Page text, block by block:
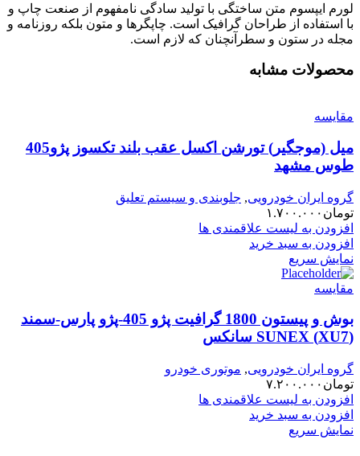
لورم ایپسوم متن ساختگی با تولید سادگی نامفهوم از صنعت چاپ و
با استفاده از طراحان گرافیک است. چاپگرها و متون بلکه روزنامه و
مجله در ستون و سطرآنچنان که لازم است.
محصولات مشابه
مقایسه
میل (موجگیر) تورشن اکسل عقب بلند تکسوز پژو405
طوس مشهد
گروه ایران خودرویی, جلوبندی و سیستم تعلیق
تومان ۱.۷۰۰.۰۰۰
افزودن به لیست علاقمندی ها
افزودن به سبد خرید
نمایش سریع
مقایسه
بوش و پیستون 1800 گرافیت پژو 405-پژو پارس-سمند
(XU7) SUNEX سانکس
گروه ایران خودرویی, موتوری خودرو
تومان ۷.۲۰۰.۰۰۰
افزودن به لیست علاقمندی ها
افزودن به سبد خرید
نمایش سریع